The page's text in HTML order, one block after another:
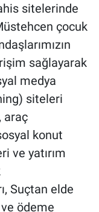
sitelerinde
çocuk
sağlayarak
medya
siteleri
araç
konut
ve yatırım
Suçtan elde
ödeme